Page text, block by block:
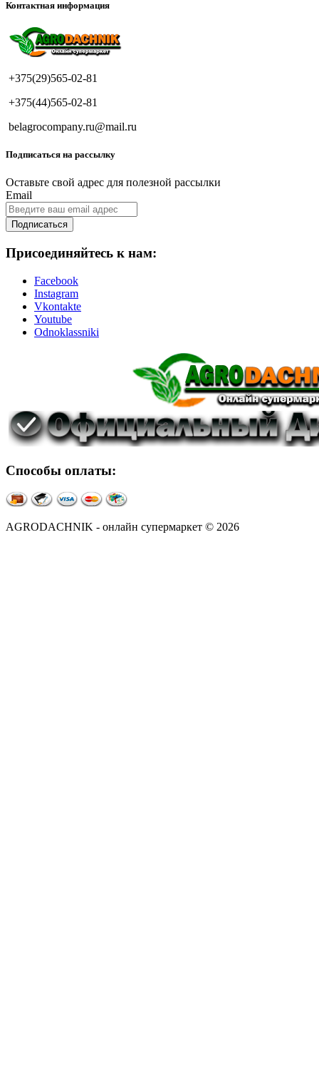
Контактная информация
+375(29)565-02-81
+375(44)565-02-81
belagrocompany.ru@mail.ru
Подписаться на рассылку
Оставьте свой адрес для полезной рассылки
Email
Подписаться
Присоединяйтесь к нам:
Facebook
Instagram
Vkontakte
Youtube
Odnoklassniki
Способы оплаты:
AGRODACHNIK - онлайн супермаркет © 2026